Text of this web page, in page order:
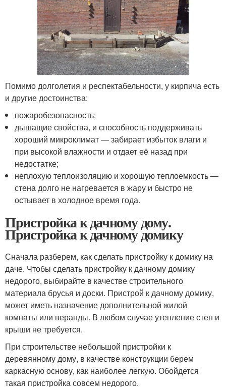
Помимо долголетия и респектабельности, у кирпича есть
и другие достоинства:
пожаробезопасность;
дышащие свойства, и способность поддерживать
хороший микроклимат — забирает избыток влаги и
при высокой влажности и отдает её назад при
недостатке;
неплохую теплоизоляцию и хорошую теплоемкость —
стена долго не нагревается в жару и быстро не
остывает в холодное время года.
Пристройка к дачному дому.
Пристройка к дачному домику
Сначала разберем, как сделать пристройку к домику на
даче. Чтобы сделать пристройку к дачному домику
недорого, выбирайте в качестве строительного
материала брусья и доски. Пристрой к дачному домику,
может иметь назначение дополнительной жилой
комнаты или веранды. В любом случае утепление стен и
крыши не требуется.
При строительстве небольшой пристройки к
деревянному дому, в качестве конструкции берем
каркасную основу, как наиболее легкую. Обойдется
такая пристройка совсем недорого.